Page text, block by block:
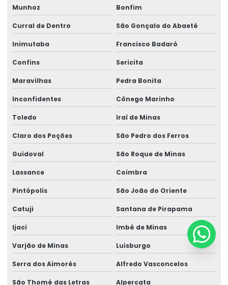
Munhoz Bonfim
Curral de Dentro São Gonçalo do Abaeté
Inimutaba Francisco Badaró
Confins Sericita
Maravilhas Pedra Bonita
Inconfidentes Cônego Marinho
Toledo Iraí de Minas
Claro dos Poções São Pedro dos Ferros
Guidoval São Roque de Minas
Lassance Coimbra
Pintópolis São João do Oriente
Catuji Santana de Pirapama
Ijaci Imbé de Minas
Varjão de Minas Luisburgo
Serra dos Aimorés Alfredo Vasconcelos
São Thomé das Letras Alpercata